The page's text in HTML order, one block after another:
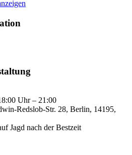
Uhr – 21:00
Redslob-Str. 28, Berlin, 14195,
Jagd nach der Bestzeit